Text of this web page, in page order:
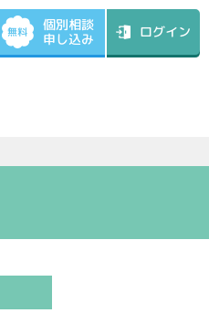
無料 個別相談
申し込み ログイン